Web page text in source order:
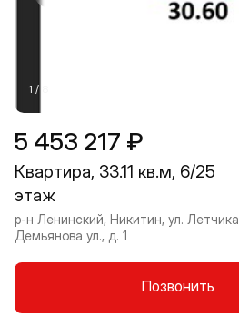
5 453 217 ₽
Квартира, 33.11 кв.м, 6/25
этаж
р-н Ленинский, Никитин, ул. Летчика
Демьянова ул., д. 1
Позвонить
1 / 8